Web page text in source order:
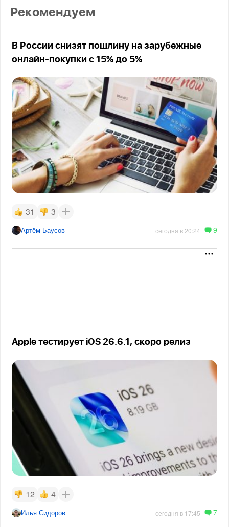
Рекомендуем
В России снизят пошлину на зарубежные
онлайн-покупки с 15% до 5%
31 3
Артём Баусов сегодня в 20:24 9
Apple тестирует iOS 26.6.1, скоро релиз
12 4
Илья Сидоров сегодня в 17:45 7